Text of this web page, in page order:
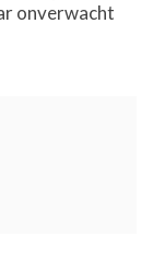
onverwacht